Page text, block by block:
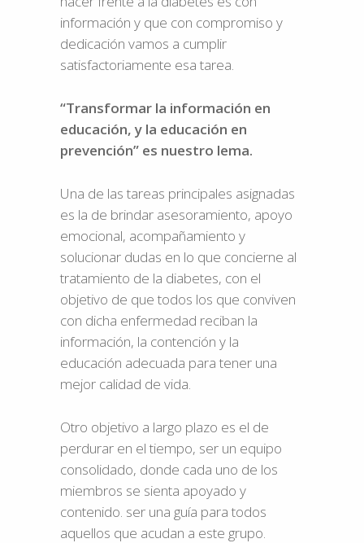
información y que con compromiso y
dedicación vamos a cumplir
satisfactoriamente esa tarea.
“Transformar la información en
educación, y la educación en
prevención” es nuestro lema.
Una de las tareas principales asignadas
es la de brindar asesoramiento, apoyo
emocional, acompañamiento y
solucionar dudas en lo que concierne al
tratamiento de la diabetes, con el
objetivo de que todos los que conviven
con dicha enfermedad reciban la
información, la contención y la
educación adecuada para tener una
mejor calidad de vida.
Otro objetivo a largo plazo es el de
perdurar en el tiempo, ser un equipo
consolidado, donde cada uno de los
miembros se sienta apoyado y
contenido. ser una guía para todos
aquellos que acudan a este grupo.